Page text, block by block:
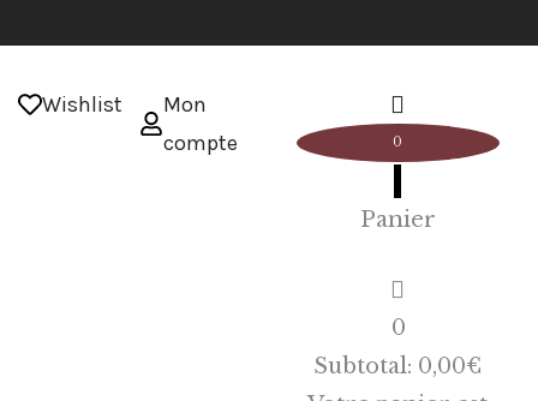
Wishlist
Mon
compte
0
Panier
0
Subtotal: 0,00€